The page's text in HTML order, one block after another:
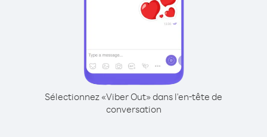
Sélectionnez «Viber Out» dans l'en-tête de
conversation